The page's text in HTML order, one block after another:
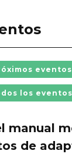
eventos
los eventos
manual
de